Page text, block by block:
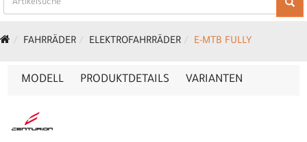
FAHRRÄDER ELEKTROFAHRRÄDER E-MTB FULLY
MODELL PRODUKTDETAILS VARIANTEN